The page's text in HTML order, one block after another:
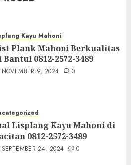
Kayu Mahoni
Plank Mahoni Berkualitas
Bantul 0812-2572-3489
NOVEMBER 9, 2024 0
Lisplang Kayu Mahoni di
0812-2572-3489
SEPTEMBER 24, 2024 0